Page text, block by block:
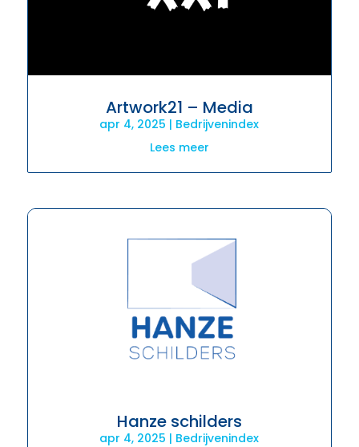
Artwork21 – Media
apr 4, 2025 | Bedrijvenindex
Lees meer
Hanze schilders
apr 4, 2025 | Bedrijvenindex